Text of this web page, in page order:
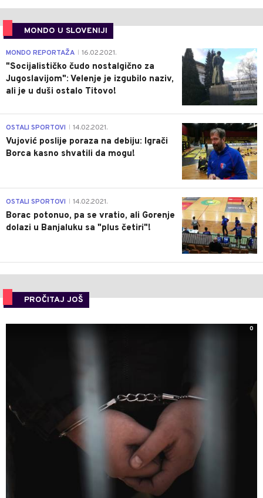
MONDO U SLOVENIJI
4
MONDO REPORTAŽA 16.02.2021.
"Socijalističko čudo nostalgično za
Jugoslavijom": Velenje je izgubilo naziv,
ali je u duši ostalo Titovo!
1
OSTALI SPORTOVI 14.02.2021.
Vujović poslije poraza na debiju: Igrači
Borca kasno shvatili da mogu!
3
OSTALI SPORTOVI 14.02.2021.
Borac potonuo, pa se vratio, ali Gorenje
dolazi u Banjaluku sa "plus četiri"!
PROČITAJ JOŠ
0